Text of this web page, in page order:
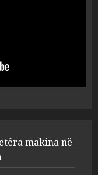
u futën me
dy
brenda
makina në